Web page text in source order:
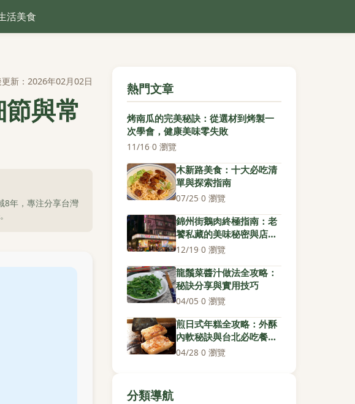
活美食
新：2026年02月02日
與常
8年，專注分享台灣
熱門文章
烤南瓜的完美秘訣：從選材到烤製一
次學會，健康美味零失敗
11/16·0 瀏覽
木新路美食：十大必吃清
單與探索指南
07/25·0 瀏覽
錦州街鵝肉終極指南：老
饕私藏的美味秘密與店家
深度評比
12/19·0 瀏覽
龍鬚菜醬汁做法全攻略：
秘訣分享與實用技巧
04/05·0 瀏覽
煎日式年糕全攻略：外酥
內軟秘訣與台北必吃餐廳
推薦
04/28·0 瀏覽
分類導航